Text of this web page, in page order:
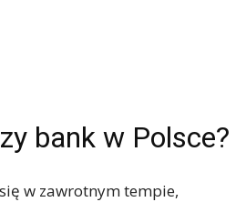
bank w Polsce?
w zawrotnym tempie,